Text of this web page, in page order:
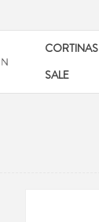
CORTINAS
SALE